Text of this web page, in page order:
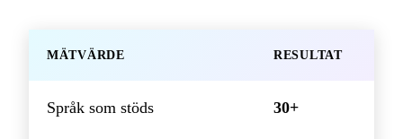
MÄTVÄRDE RESULTAT
Språk som stöds 30+